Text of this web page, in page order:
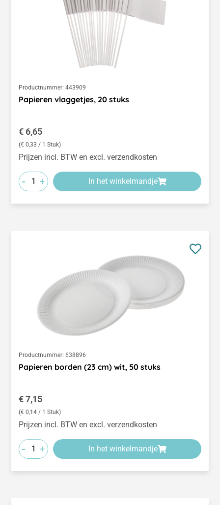
Productnummer: 443909
Papieren vlaggetjes, 20 stuks
Normale prijs:
€ 6,65
(€ 0,33 / 1 Stuk)
Prijzen incl. BTW en excl. verzendkosten
- + In het winkelmandje
Productnummer: 638896
Papieren borden (23 cm) wit, 50 stuks
Normale prijs:
€ 7,15
(€ 0,14 / 1 Stuk)
Prijzen incl. BTW en excl. verzendkosten
- + In het winkelmandje